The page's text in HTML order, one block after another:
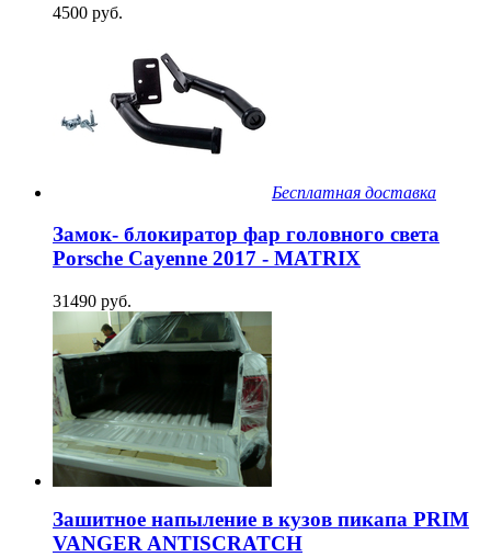
4500 руб.
Бесплатная доставка
Замок- блокиратор фар головного света
Porsche Cayenne 2017 - MATRIX
31490 руб.
Зашитное напыление в кузов пикапа PRIM
VANGER ANTISCRATCH